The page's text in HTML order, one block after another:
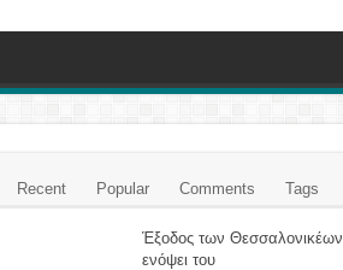
Recent Popular Comments Tags
Έξοδος των Θεσσαλονικέων
ενόψει του